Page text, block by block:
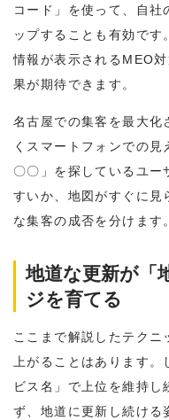
コード」を使って、自社
ップすることも有効です
情報が表示されるMEO
果が期待できます。
名古屋での集客を最大化
くスマートフォンでの
〇〇」を探しているユー
すいか、地図がすぐに見
な集客の成否を分けます。
地道な更新が「
ジを育てる
ここまで解説したテクニ
上がることはあります。
ビス名」で上位を維持
ず、地道に更新し続ける